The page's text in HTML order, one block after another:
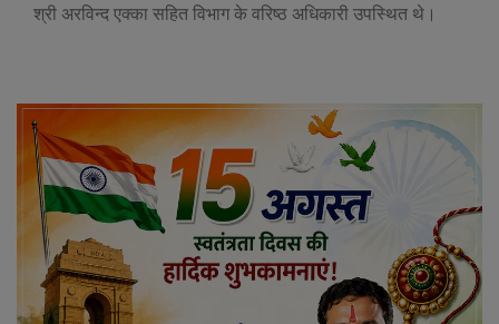
श्री अरविन्द एक्का सहित विभाग के वरिष्ठ अधिकारी उपस्थित थे।